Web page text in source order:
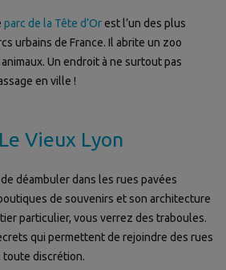
parc de la Tête d’Orest l’un des plus
urbains de France. Il abrite un zoo
Un endroit à ne surtout pas
en ville !
Vieux Lyon
déambuler dans les rues pavées
de souvenirs et son architecture
particulier, vous verrez des traboules.
qui permettent de rejoindre des rues
discrétion.